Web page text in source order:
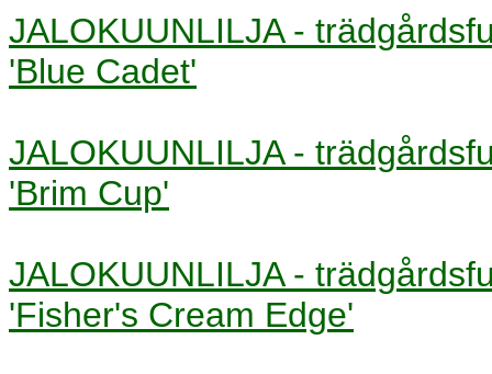
JALOKUUNLILJA -
'Blue Cadet'
JALOKUUNLILJA -
'Brim Cup'
JALOKUUNLILJA -
'Fisher's Cream Edge'